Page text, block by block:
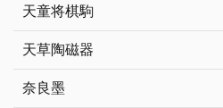
天童将棋駒
天草陶磁器
奈良墨